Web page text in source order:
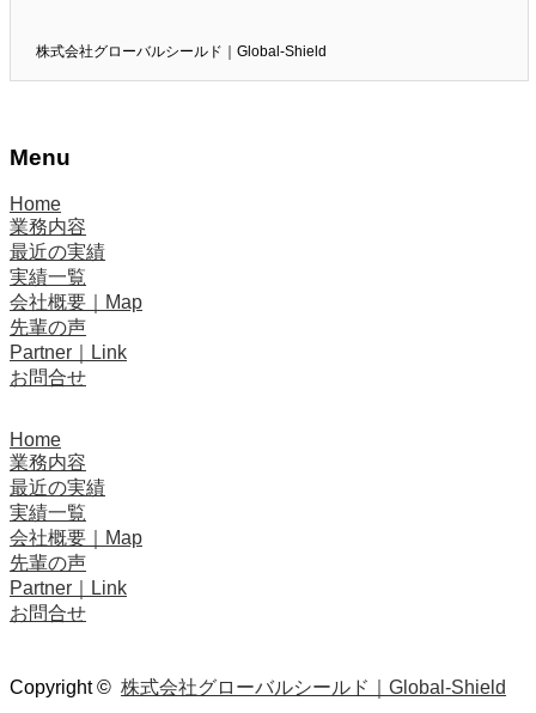
株式会社グローバルシールド｜Global-Shield
Menu
Home
業務内容
最近の実績
実績一覧
会社概要｜Map
先輩の声
Partner｜Link
お問合せ
Home
業務内容
最近の実績
実績一覧
会社概要｜Map
先輩の声
Partner｜Link
お問合せ
Copyright © 株式会社グローバルシールド｜Global-Shield